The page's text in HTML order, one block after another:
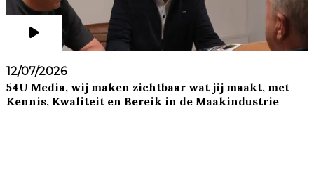
12/07/2026
54U Media, wij maken zichtbaar wat jij maakt, met
Kennis, Kwaliteit en Bereik in de Maakindustrie